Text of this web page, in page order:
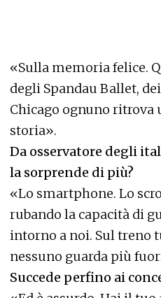
«Sulla memoria felice.
degli Spandau Ballet,
Chicago ognuno ritrova
storia».
Da osservatore degli
la sorprende di più?
«Lo smartphone. Lo
rubando la capacità di
intorno a noi. Sul treno
nessuno guarda più
Succede perfino ai